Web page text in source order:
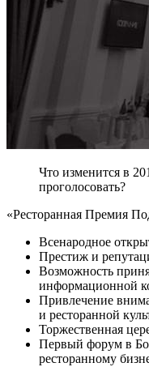
Что изменится в
проголосовать?
«Ресторанная Премия
Всенародное
Престиж и
Возможность
информационной
Привлечение
и ресторанной
Торжественная
Первый форум в
ресторанному